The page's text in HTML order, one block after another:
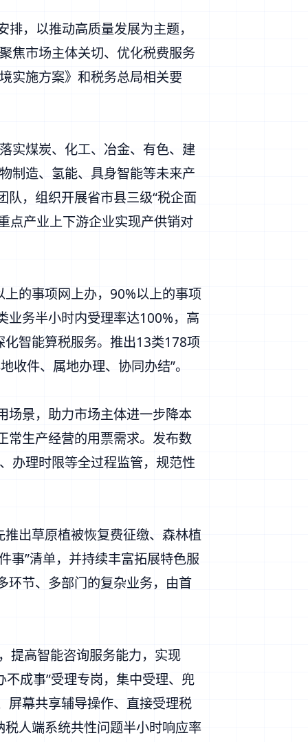
，以推动高质量发展为主题，
焦市场主体关切、优化税费服务
实施方案》和税务总局相关要
煤炭、化工、冶金、有色、建
制造、氢能、具身智能等未来产
队，组织开展省市县三级“税企面
点产业上下游企业实现产供销对
的事项网上办，90%以上的事项
业务半小时内受理率达100%，高
化智能算税服务。推出13类178项
收件、属地办理、协同办结”。
景，助力市场主体进一步降本
常生产经营的用票需求。发布数
办理时限等全过程监管，规范性
出草原植被恢复费征缴、森林植
事”清单，并持续丰富拓展特色服
环节、多部门的复杂业务，由首
高智能咨询服务能力，实现
成事”受理专岗，集中受理、兜
屏幕共享辅导操作、直接受理税
人端系统共性问题半小时响应率